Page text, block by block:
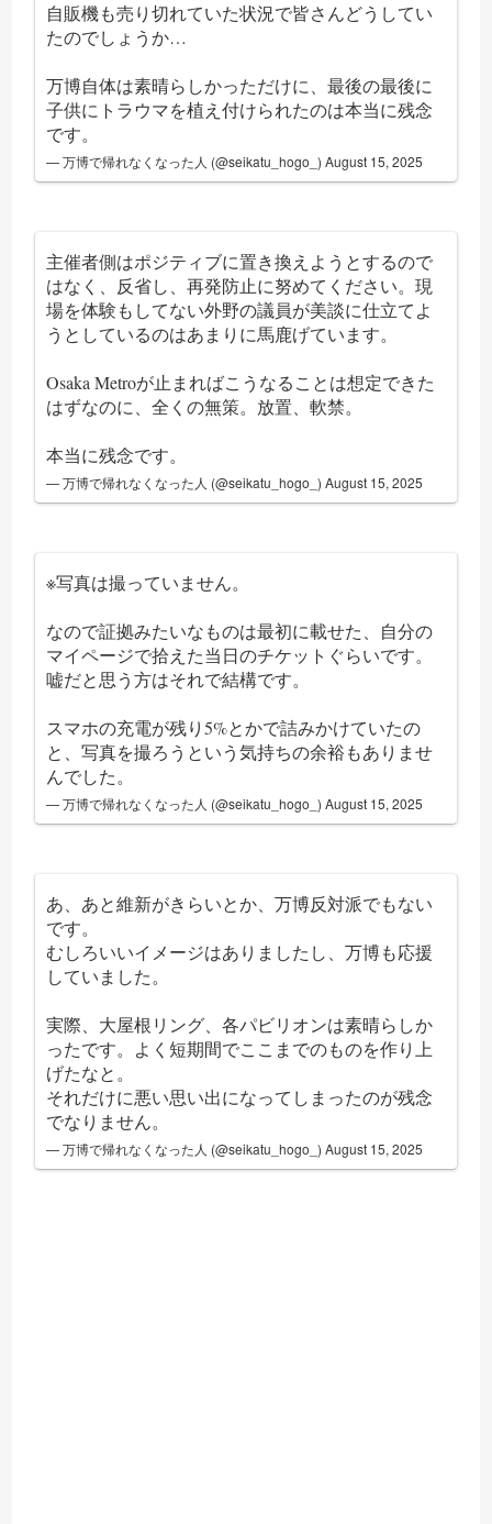
自販機も売り切れていた状況で皆さんどうしてい
たのでしょうか…
万博自体は素晴らしかっただけに、最後の最後に
子供にトラウマを植え付けられたのは本当に残念
です。
— 万博で帰れなくなった人 (@seikatu_hogo_)August 15, 2025
主催者側はポジティブに置き換えようとするので
はなく、反省し、再発防止に努めてください。現
場を体験もしてない外野の議員が美談に仕立てよ
うとしているのはあまりに馬鹿げています。
Osaka Metroが止まればこうなることは想定できた
はずなのに、全くの無策。放置、軟禁。
本当に残念です。
— 万博で帰れなくなった人 (@seikatu_hogo_)August 15, 2025
※写真は撮っていません。
なので証拠みたいなものは最初に載せた、自分の
マイページで拾えた当日のチケットぐらいです。
嘘だと思う方はそれで結構です。
スマホの充電が残り5%とかで詰みかけていたの
と、写真を撮ろうという気持ちの余裕もありませ
んでした。
— 万博で帰れなくなった人 (@seikatu_hogo_)August 15, 2025
あ、あと維新がきらいとか、万博反対派でもない
です。
むしろいいイメージはありましたし、万博も応援
していました。
実際、大屋根リング、各パビリオンは素晴らしか
ったです。よく短期間でここまでのものを作り上
げたなと。
それだけに悪い思い出になってしまったのが残念
でなりません。
— 万博で帰れなくなった人 (@seikatu_hogo_)August 15, 2025